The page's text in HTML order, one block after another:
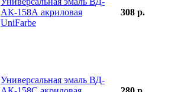
АК-158А акриловая
UniFarbe
308 р.
Универсальная эмаль ВД-